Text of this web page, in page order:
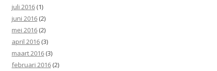
juli 2016 (1)
juni 2016 (2)
mei 2016 (2)
april 2016 (3)
maart 2016 (3)
februari 2016 (2)